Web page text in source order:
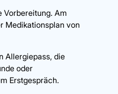
Vorbereitung. Am
Medikationsplan von
Allergiepass, die
oder
Erstgespräch.